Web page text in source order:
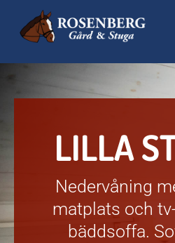
LILLA
Nedervåning
matplats och
bäddsoffa.